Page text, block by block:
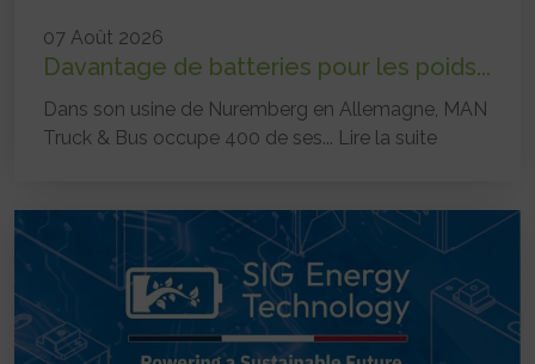
07 Août 2026
Davantage de batteries pour les poids...
Dans son usine de Nuremberg en Allemagne, MAN
Truck & Bus occupe 400 de ses... Lire la suite